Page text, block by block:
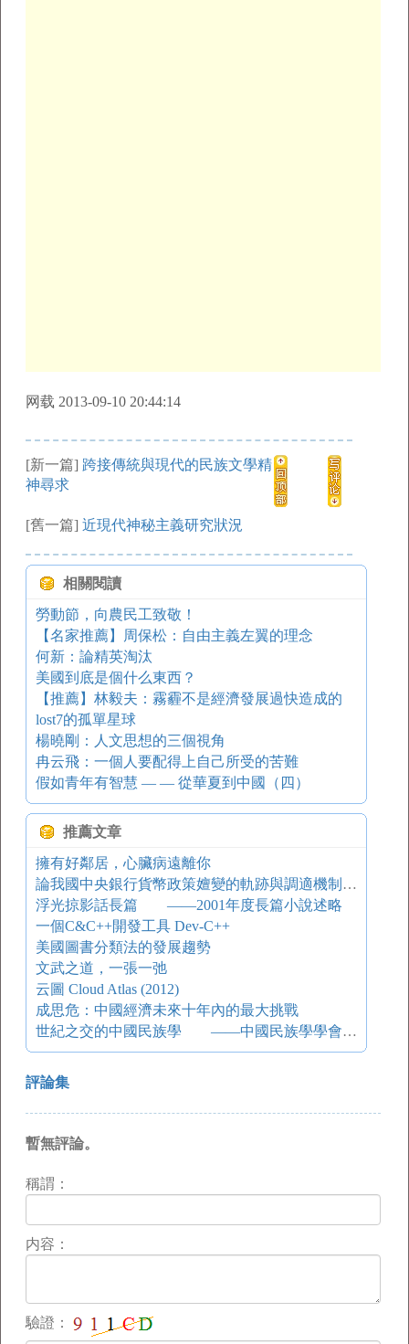
网载 2013-09-10 20:44:14
[新一篇] 跨接傳統與現代的民族文學精
神尋求
[舊一篇] 近現代神秘主義研究狀況
相關閱讀
勞動節，向農民工致敬！
【名家推薦】周保松：自由主義左翼的理念
何新：論精英淘汰
美國到底是個什么東西？
【推薦】林毅夫：霧霾不是經濟發展過快造成的
lost7的孤單星球
楊曉剛：人文思想的三個視角
冉云飛：一個人要配得上自己所受的苦難
假如青年有智慧 — — 從華夏到中國（四）
推薦文章
擁有好鄰居，心臟病遠離你
論我國中央銀行貨幣政策嬗變的軌跡與調適機制的轉換
浮光掠影話長篇 ——2001年度長篇小說述略
一個C&C++開發工具 Dev-C++
美國圖書分類法的發展趨勢
文武之道，一張一弛
云圖 Cloud Atlas (2012)
成思危：中國經濟未來十年內的最大挑戰
世紀之交的中國民族學 ——中國民族學學會第六屆學術討論會綜述
評論集
暫無評論。
稱謂：
内容：
驗證：